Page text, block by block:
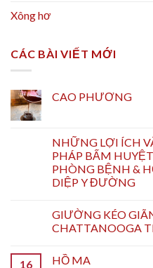
Xông hơ
CÁC BÀI VIẾT MỚI
CAO PHƯƠNG
NHỮNG LỢI ÍCH
PHÁP BẤM
PHÒNG BỆNH &
DIỆP Y ĐƯỜNG
GIƯỜNG KÉO
CHATTANOOGA
16 HỒ MA